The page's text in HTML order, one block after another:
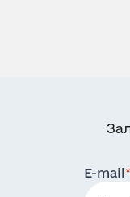
E-mail*